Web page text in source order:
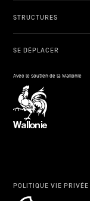
STRUCTURES
SE DÉPLACER
Avec le soutien de la Wallonie
cookie_notice_link
POLITIQUE VIE PRIVÉE